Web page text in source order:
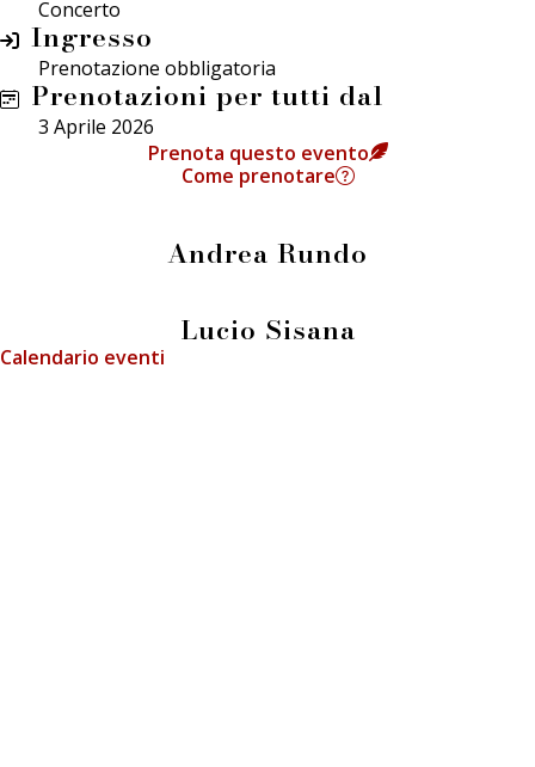
Concerto
Ingresso
Prenotazione obbligatoria
Prenotazioni per tutti dal
3 Aprile 2026
Prenota questo evento
Come prenotare
Andrea Rundo
Lucio Sisana
Calendario eventi